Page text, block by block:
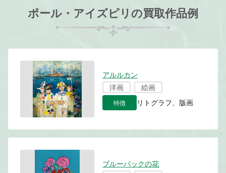
ポール・アイズピリの買取作品例
アルルカン
洋画
絵画
特徴 リトグラフ、版画
ブルーバックの花